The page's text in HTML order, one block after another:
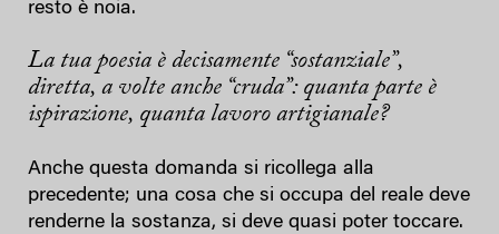
resto è noia.
La tua poesia è decisamente “sostanziale”,
diretta, a volte anche “cruda”: quanta parte è
ispirazione, quanta lavoro artigianale?
Anche questa domanda si ricollega alla
precedente; una cosa che si occupa del reale deve
renderne la sostanza, si deve quasi poter toccare.